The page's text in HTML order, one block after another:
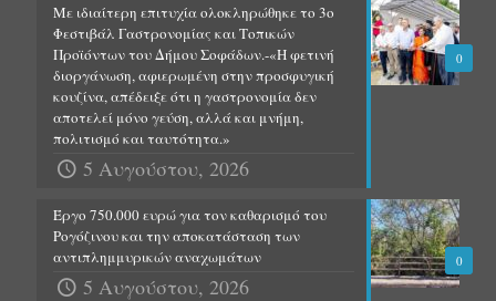
0
Με ιδιαίτερη επιτυχία ολοκληρώθηκε το 3ο
Φεστιβάλ Γαστρονομίας και Τοπικών
Προϊόντων του Δήμου Σοφάδων.-«Η φετινή
διοργάνωση, αφιερωμένη στην προσφυγική
κουζίνα, απέδειξε ότι η γαστρονομία δεν
αποτελεί μόνο γεύση, αλλά και μνήμη,
πολιτισμό και ταυτότητα.»
5 Αυγούστου, 2026
0
Έργο 750.000 ευρώ για τον καθαρισμό του
Ρογόζινου και την αποκατάσταση των
αντιπλημμυρικών αναχωμάτων
5 Αυγούστου, 2026